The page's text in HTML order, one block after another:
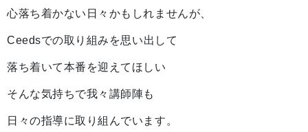
心落ち着かない日々かもしれませんが、
Ceedsでの取り組みを思い出して
落ち着いて本番を迎えてほしい
そんな気持ちで我々講師陣も
日々の指導に取り組んでいます。